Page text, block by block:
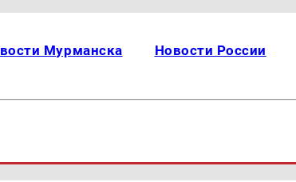
Мурманска Новости России